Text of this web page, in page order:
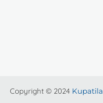
Copyright © 2024 Kupatila